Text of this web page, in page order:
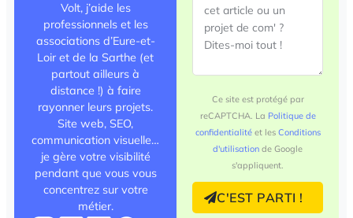
Volt, j’aide les
professionnels et les
associations d’Eure-et-
Loir et de la Sarthe (et
partout ailleurs à
distance !) à faire
rayonner leurs projets.
Site web, SEO,
communication visuelle…
je gère votre visibilité
pendant que vous vous
concentrez sur votre
métier.
Ce site est protégé par
reCAPTCHA. La Politique de
confidentialitéet les Conditions
d'utilisation de Google
s'appliquent.
C'EST PARTI !